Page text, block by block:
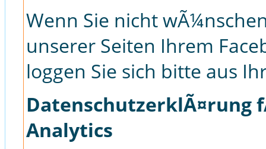
Wenn Sie nicht
unserer Seiten Ihrem
loggen Sie sich bitte aus
DatenschutzerklÃ¤rung
Analytics